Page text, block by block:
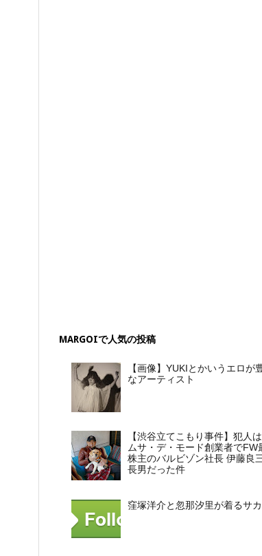
MARGOIで人気の投稿
【画像】YUKIとかいうエロが
なアーティスト
【渋谷立てこもり事件】犯人
ムサ・デ・モード創業者でFW
株主のバルビゾン社長 伊藤良
長男だった件
窪塚洋介と忽那汐里が着るサ